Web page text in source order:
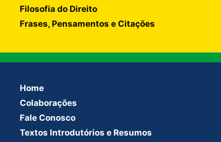
Filosofia do Direito
Frases, Pensamentos e Citações
Home
Colaborações
Fale Conosco
Textos Introdutórios e Resumos